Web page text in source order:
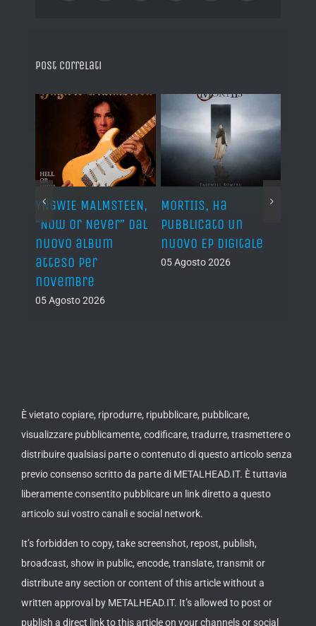
Post correlati
YNGWIE MALMSTEEN,
“Now Or Never” dal
nuovo album
atteso per
novembre
05 Agosto 2026
MORTIIS, ha
pubblicato un
nuovo EP digitale
05 Agosto 2026
È vietato copiare, riprodurre, ripubblicare, pubblicare,
visualizzare pubblicamente, codificare, tradurre, trasmettere o
distribuire qualsiasi parte o contenuto di questo articolo senza
previo consenso scritto da parte di METALHEAD.IT. È tuttavia
liberamente consentito pubblicare un link diretto a questo
articolo sui vostro canali e social network.
It’s forbidden to copy, take screenshot, repost, publish,
broadcast, show in public, encode, translate, transmit or
distribute any section or content of this article without a
written approval by METALHEAD.IT. It’s allowed to post or
publish a direct link to this article on your channels or social